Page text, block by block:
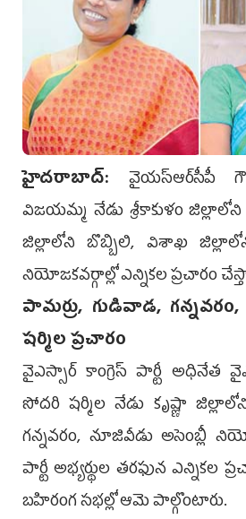
హైదరాబాద్‌: వైయ‌స్ఆర్‌సీపీ
విజయమ్మ నేడు శ్రీకాకుళం
జిల్లాలోని బొబ్బిలి, విశాఖ
నియోజకవర్గాల్లో ఎన్నికల ప్రచారం
పామర్రు, గుడివాడ,
షర్మిల ప్రచారం
వైఎస్సార్‌ కాంగ్రెస్‌ పార్టీ అధినేత
సోదరి షర్మిల నేడు కృష్ణా
గన్నవరం, నూజివీడు అసెంబ్లీ
పార్టీ అభ్యర్థుల తరఫున ఎన్నికల
బహిరంగ సభల్లో ఆమె పాల్గొంటారు.